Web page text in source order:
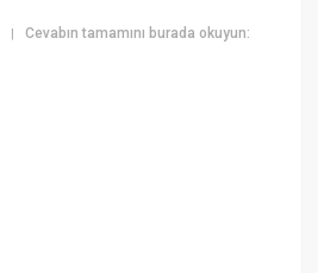
|Cevabın tamamını burada okuyun: